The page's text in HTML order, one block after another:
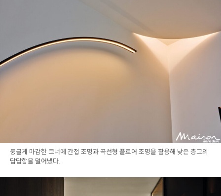
둥글게 마감한 코너에 간접 조명과 곡선형 플로어 조명을 활용해 낮은 층고의
답답함을 덜어냈다.